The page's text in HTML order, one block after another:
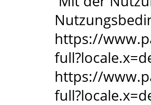
https://
https://